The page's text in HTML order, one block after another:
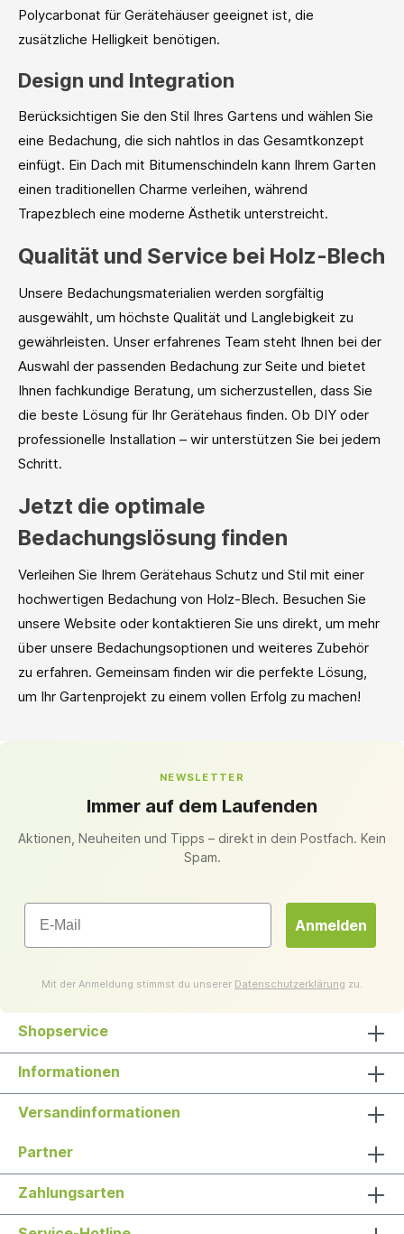
Polycarbonat für Gerätehäuser geeignet ist, die
zusätzliche Helligkeit benötigen.
Design und Integration
Berücksichtigen Sie den Stil Ihres Gartens und wählen Sie
eine Bedachung, die sich nahtlos in das Gesamtkonzept
einfügt. Ein Dach mit Bitumenschindeln kann Ihrem Garten
einen traditionellen Charme verleihen, während
Trapezblech eine moderne Ästhetik unterstreicht.
Qualität und Service bei Holz-Blech
Unsere Bedachungsmaterialien werden sorgfältig
ausgewählt, um höchste Qualität und Langlebigkeit zu
gewährleisten. Unser erfahrenes Team steht Ihnen bei der
Auswahl der passenden Bedachung zur Seite und bietet
Ihnen fachkundige Beratung, um sicherzustellen, dass Sie
die beste Lösung für Ihr Gerätehaus finden. Ob DIY oder
professionelle Installation – wir unterstützen Sie bei jedem
Schritt.
Jetzt die optimale
Bedachungslösung finden
Verleihen Sie Ihrem Gerätehaus Schutz und Stil mit einer
hochwertigen Bedachung von Holz-Blech. Besuchen Sie
unsere Website oder kontaktieren Sie uns direkt, um mehr
über unsere Bedachungsoptionen und weiteres Zubehör
zu erfahren. Gemeinsam finden wir die perfekte Lösung,
um Ihr Gartenprojekt zu einem vollen Erfolg zu machen!
NEWSLETTER
Immer auf dem Laufenden
Aktionen, Neuheiten und Tipps – direkt in dein Postfach. Kein
Spam.
Email
Anmelden
Mit der Anmeldung stimmst du unserer Datenschutzerklärung zu.
Shopservice
Informationen
Versandinformationen
Partner
Zahlungsarten